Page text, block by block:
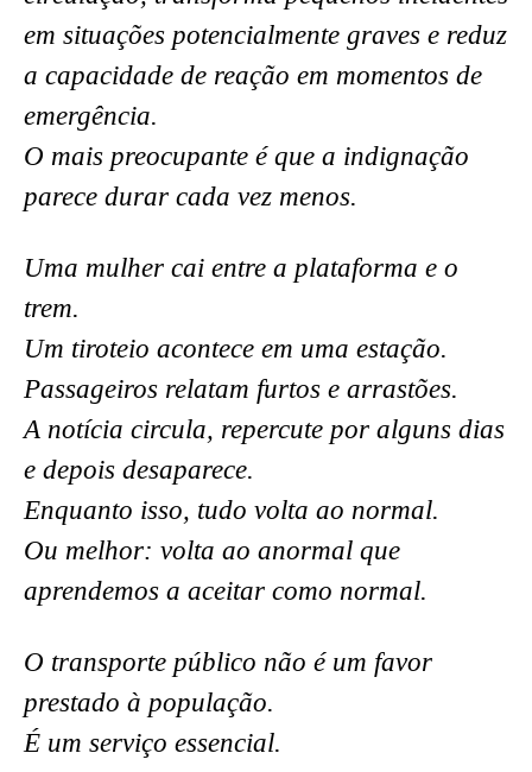
em situações potencialmente graves e reduz
a capacidade de reação em momentos de
emergência.
O mais preocupante é que a indignação
parece durar cada vez menos.
Uma mulher cai entre a plataforma e o
trem.
Um tiroteio acontece em uma estação.
Passageiros relatam furtos e arrastões.
A notícia circula, repercute por alguns dias
e depois desaparece.
Enquanto isso, tudo volta ao normal.
Ou melhor: volta ao anormal que
aprendemos a aceitar como normal.
O transporte público não é um favor
prestado à população.
É um serviço essencial.